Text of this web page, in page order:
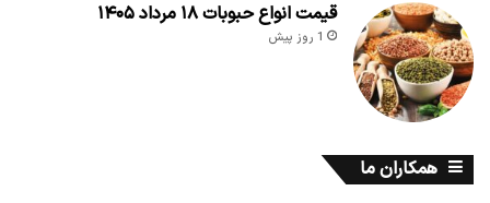
قیمت انواع حبوبات ۱۸ مرداد ۱۴۰۵
1 روز پیش
همکاران ما